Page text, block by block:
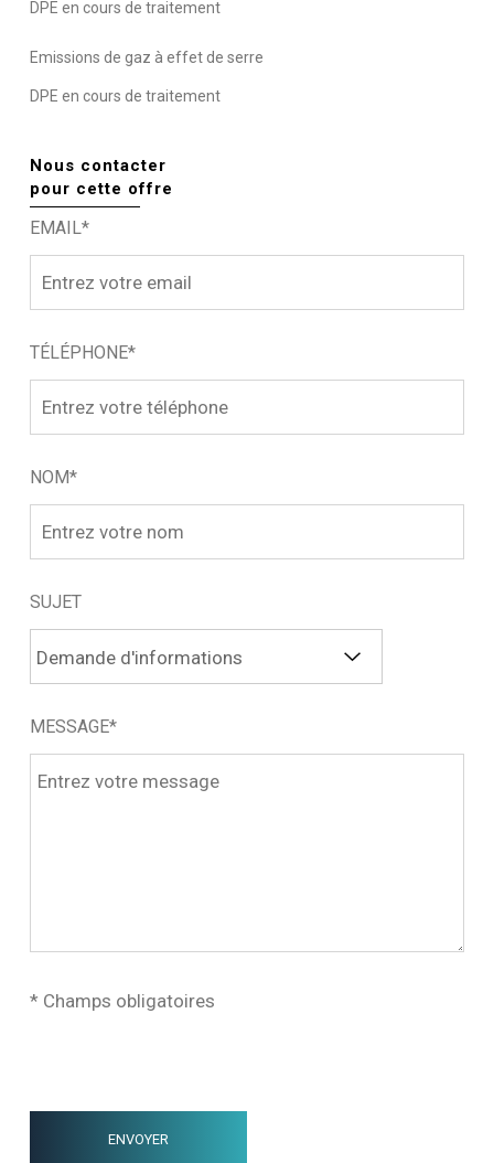
DPE en cours de traitement
Emissions de gaz à effet de serre
DPE en cours de traitement
Nous contacter
pour cette offre
EMAIL*
TÉLÉPHONE*
NOM*
SUJET
MESSAGE*
* Champs obligatoires